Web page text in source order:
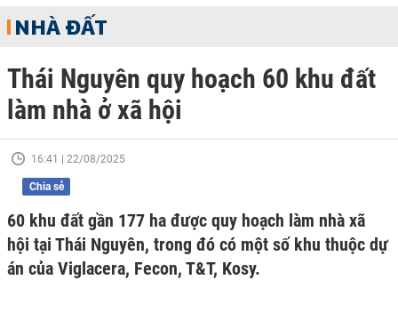
NHÀ ĐẤT
Thái Nguyên quy hoạch 60 khu đất
làm nhà ở xã hội
16:41 | 22/08/2025
Chia sẻ
60 khu đất gần 177 ha được quy hoạch làm nhà xã
hội tại Thái Nguyên, trong đó có một số khu thuộc dự
án của Viglacera, Fecon, T&T, Kosy.